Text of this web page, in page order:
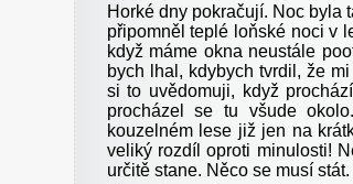
Horké dny pokračují. Noc byla
připomněl teplé loňské noci v
když máme okna neustále
bych lhal, kdybych tvrdil, že
si to uvědomuji, když
procházel se tu všude
kouzelném lese již jen na
veliký rozdíl oproti minulosti!
určitě stane. Něco se musí stát.